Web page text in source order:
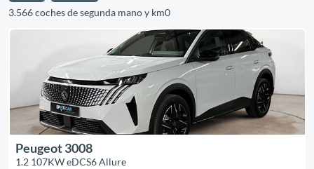
3.566 coches de segunda mano y km0
Peugeot 3008
1.2 107KW eDCS6 Allure